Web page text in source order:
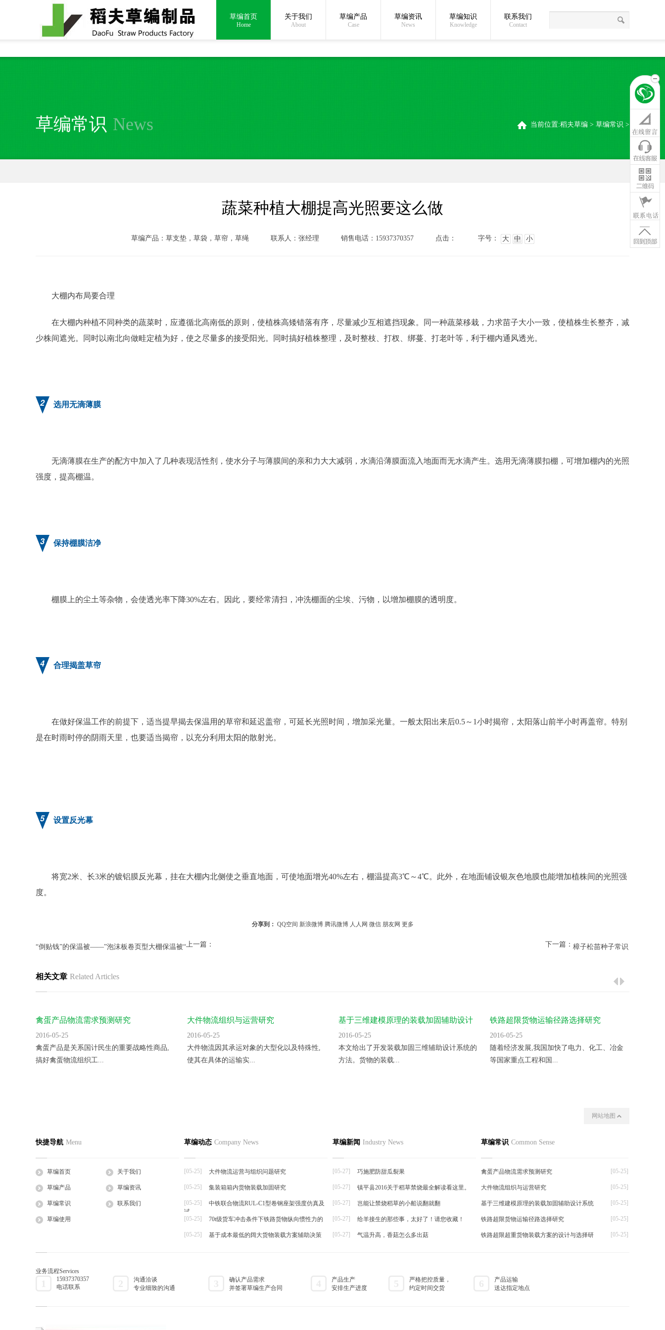
全国统一24小时销售电话：15937370357 在线沟通: 关于我们 草编常识 稻夫草编制品厂
草编首页
Home
关于我们
About
草编产品
Case
草编资讯
News
草编知识
Knowledge
联系我们
Contact
草编常识 News 当前位置:稻夫草编 > 草编常识 >
蔬菜种植大棚提高光照要这么做
草编产品：草支垫，草袋，草帘，草绳 联系人：张经理 销售电话：15937370357 点击： 字号： 大 中 小
大棚内布局要合理
在大棚内种植不同种类的蔬菜时，应遵循北高南低的原则，使植株高矮错落有序，尽量减少互相遮挡现象。同一种蔬菜移栽，力求苗子大小一致，使植株生长整齐，减
少株间遮光。同时以南北向做畦定植为好，使之尽量多的接受阳光。同时搞好植株整理，及时整枝、打杈、绑蔓、打老叶等，利于棚内通风透光。
2 选用无滴薄膜
无滴薄膜在生产的配方中加入了几种表现活性剂，使水分子与薄膜间的亲和力大大减弱，水滴沿薄膜面流入地面而无水滴产生。选用无滴薄膜扣棚，可增加棚内的光照
强度，提高棚温。
3 保持棚膜洁净
棚膜上的尘土等杂物，会使透光率下降30%左右。因此，要经常清扫，冲洗棚面的尘埃、污物，以增加棚膜的透明度。
4 合理揭盖草帘
在做好保温工作的前提下，适当提早揭去保温用的草帘和延迟盖帘，可延长光照时间，增加采光量。一般太阳出来后0.5～1小时揭帘，太阳落山前半小时再盖帘。特别
是在时雨时停的阴雨天里，也要适当揭帘，以充分利用太阳的散射光。
5 设置反光幕
将宽2米、长3米的镀铝膜反光幕，挂在大棚内北侧使之垂直地面，可使地面增光40%左右，棚温提高3℃～4℃。此外，在地面铺设银灰色地膜也能增加植株间的光照强
度。
分享到： QQ空间 新浪微博 腾讯微博 人人网 微信 朋友网 更多
上一篇：
“倒贴钱”的保温被——”泡沫板卷页型大棚保温被“ 下一篇： 樟子松苗种子常识
相关文章 Related Articles
禽蛋产品物流需求预测研究
2016-05-25
禽蛋产品是关系国计民生的重要战略性商品,
搞好禽蛋物流组织工...
大件物流组织与运营研究
2016-05-25
大件物流因其承运对象的大型化以及特殊性,
使其在具体的运输实...
基于三维建模原理的装载加固辅助设计
系统的研究
2016-05-25
本文给出了开发装载加固三维辅助设计系统的
方法。货物的装载...
铁路超限货物运输径路选择研究
2016-05-25
随着经济发展,我国加快了电力、化工、冶金
等国家重点工程和国...
2016-05-25
草绳厂家为大家解析草袋虽小功能强大,草袋
主要是以稻草稻草编...
2016-05-25
稻草行业的绿色环保经济,以前,对于稻草的种
植户来说,收完稻子...
网站地图
草支垫
草棒
大棚草帘
草袋
草绳
草片
快捷导航 Menu
草编首页 关于我们
草编产品 草编资讯
草编常识 联系我们
草编使用
草编动态 Company News
[05-25] 大件物流运营与组织问题研究
[05-25] 集装箱箱内货物装载加固研究
[05-25]
中铁联合物流RUL-C1型卷钢座架强度仿真及
试
[05-25]
70t级货车冲击条件下铁路货物纵向惯性力的
[05-25] 基于成本最低的阔大货物装载方案辅助决策
草编新闻 Industry News
[05-27] 巧施肥防甜瓜裂果
[05-27] 镇平县2016关于稻草禁烧最全解读看这里。
[05-27] 岂能让禁烧稻草的小船说翻就翻
[05-27] 给羊接生的那些事，太好了！请您收藏！
[05-27] 气温升高，香菇怎么多出菇
草编常识 Common Sense
[05-25]
禽蛋产品物流需求预测研究
[05-25]
大件物流组织与运营研究
[05-25]
基于三维建模原理的装载加固辅助设计系统
[05-25]
铁路超限货物运输径路选择研究
[05-25]
铁路超限超重货物装载方案的设计与选择研
业务流程Services
15937370357
电话联系
沟通洽谈
专业细致的沟通
确认产品需求
并签署草编生产合同
产品生产
安排生产进度
严格把控质量，
约定时间交货
产品运输
送达指定地点